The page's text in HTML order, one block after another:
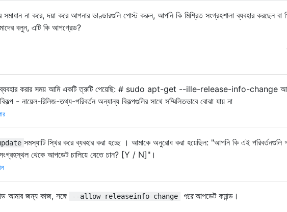
সমাধান না করে, দয়া করে আপনার ভাণ্ডারগুলি পোস্ট করুন, আপনি কি মিশ্রিত সংগ্রহশালা ব্যবহার করছেন বা
বলুন, এটি কি আপগ্রেড?
ব্যবহার করার সময় আমি একটি ত্রুটি পেয়েছি: # sudo apt-get --ille-release-info-change
- নায়েল-রিলিজ-তথ্য-পরিবর্তন অন্যান্য বিকল্পগুলির সাথে সম্মিলিতভাবে বোঝা যায় না
সমস্যাটি স্থির করে ব্যবহার করা হচ্ছে । আমাকে অনুরোধ করা হয়েছিল: "আপনি কি এই পরিবর্তনগুলি
থেকে আপডেট চালিয়ে যেতে চান? [Y / N]"।
আমার জন্য কাজ, সঙ্গে --allow-releaseinfo-change পরেআপডেট কমান্ড।